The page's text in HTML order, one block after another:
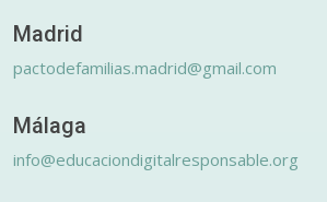
Madrid
pactodefamilias.madrid@gmail.com
Málaga
info@educaciondigitalresponsable.org